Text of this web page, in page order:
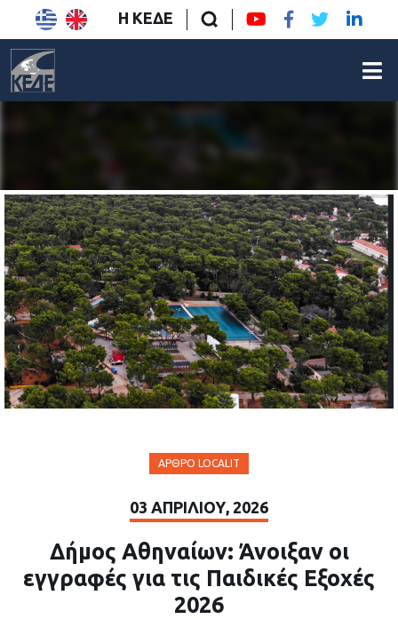
Η ΚΕΔΕ
ΆΡΘΡΟ LOCALIT
03 ΑΠΡΙΛΊΟΥ, 2026
Δήμος Αθηναίων: Άνοιξαν οι
εγγραφές για τις Παιδικές Εξοχές
2026